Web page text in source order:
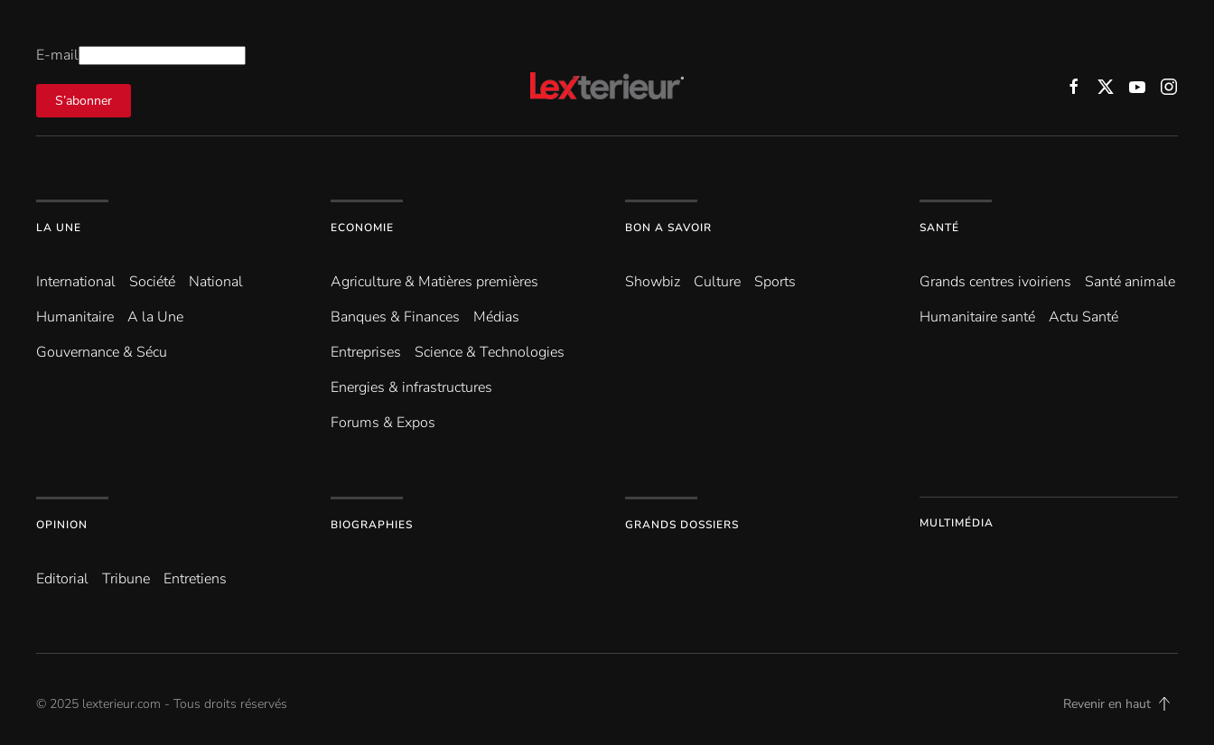
E-mail
S’abonner
LA UNE
International Société
National
Humanitaire
A la Une
Gouvernance & Sécu
ECONOMIE
Agriculture & Matières premières
Banques & Finances
Médias
Entreprises
Science & Technologies
Energies & infrastructures
Forums & Expos
BON A SAVOIR
Showbiz Culture Sports
SANTÉ
Grands centres ivoiriens
Santé animale
Humanitaire santé
Actu Santé
OPINION
Editorial Tribune Entretiens
BIOGRAPHIES GRANDS DOSSIERS MULTIMÉDIA
© 2025 lexterieur.com - Tous droits réservés Revenir en haut